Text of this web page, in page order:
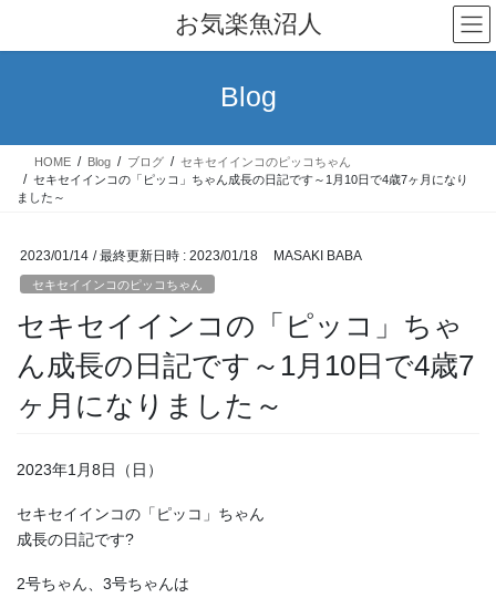
テ
ス
ゲ
ン
お気楽魚沼人
Blog
HOME Blog ブログ
セキセイインコのピッコちゃん
セキセイインコの「ピッコ」ちゃん成長の日記です～1月10日で4歳7ヶ月になり
ました～
2023/01/14 / 最終更新日時 : 2023/01/18 MASAKI BABA
セキセイインコのピッコちゃん
セキセイインコの「ピッコ」ちゃ
ん成長の日記です～1月10日で4歳7
ヶ月になりました～
2023年1月8日（日）
セキセイインコの「ピッコ」ちゃん
成長の日記です?
2号ちゃん、3号ちゃんは